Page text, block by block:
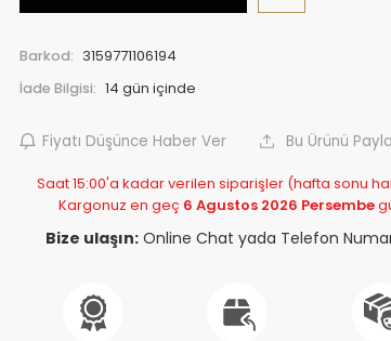
Barkod: 3159771106194
İade Bilgisi:
Fiyatı Düşünce Haber Ver Bu Ürünü
Saat 15:00'a kadar verilen siparişler (hafta sonu
Kargonuz en geç 6 Agustos 2026 Persembe
Bize ulaşın: Online Chat yada Telefon